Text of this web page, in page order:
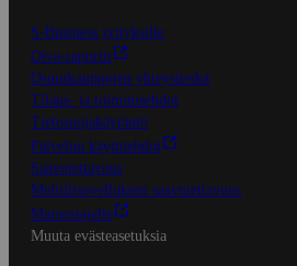
S-Business yrityksille
Oiva-raportit
Osuuskauppojen yhteystiedot
Tilaus- ja toimitusehdot
Tietosuojakäytäntö
Palvelun käyttöehdot
Saavutettavuus
Mobiilisovelluksen saavutettavuus
Mainostajalle
Muuta evästeasetuksia